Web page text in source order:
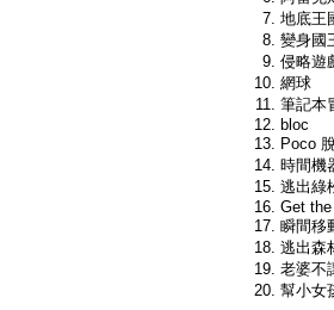
地底王
變身國
侵略遊
網球
筆記本
bloc
Poco
時間機
逃出綠
Get
瞬間移
逃出森
老婆不
幫小女